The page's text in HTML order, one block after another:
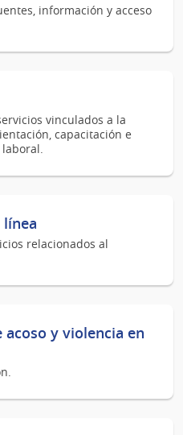
información y acceso
vinculados a la
capacitación e
línea
relacionados al
acoso y violencia en